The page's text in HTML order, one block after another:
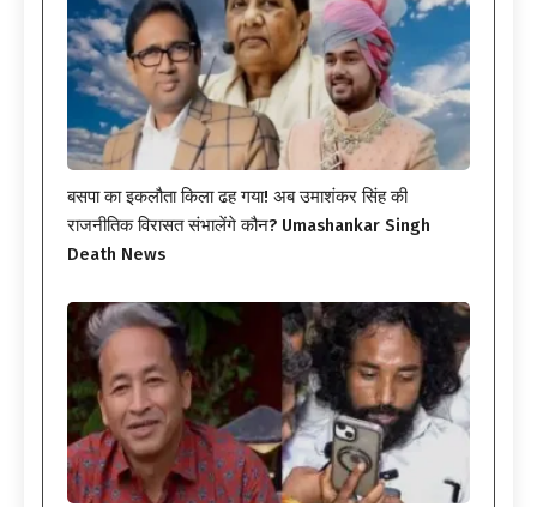
बसपा का इकलौता किला ढह गया! अब उमाशंकर सिंह की
राजनीतिक विरासत संभालेंगे कौन? Umashankar Singh
Death News